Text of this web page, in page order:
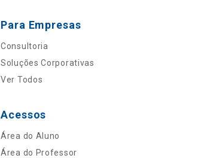
Para Empresas
Consultoria
Soluções Corporativas
Ver Todos
Acessos
Área do Aluno
Área do Professor